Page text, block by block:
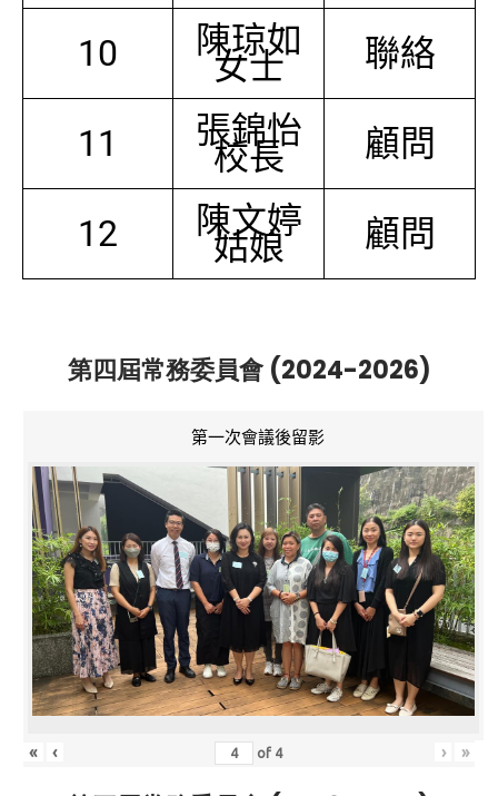
10 陳琼如
女士 聯絡
11 張錦怡
校長 顧問
12 陳文婷
姑娘 顧問
第四屆常務委員會 (2024-2026)
第一次會議後留影
« ‹ of 4 › »